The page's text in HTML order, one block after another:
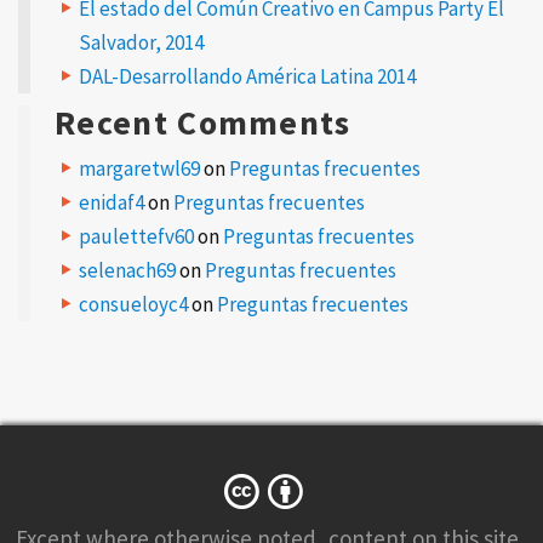
El estado del Común Creativo en Campus Party El
Salvador, 2014
DAL-Desarrollando América Latina 2014
Recent Comments
margaretwl69onPreguntas frecuentes
enidaf4onPreguntas frecuentes
paulettefv60onPreguntas frecuentes
selenach69onPreguntas frecuentes
consueloyc4onPreguntas frecuentes